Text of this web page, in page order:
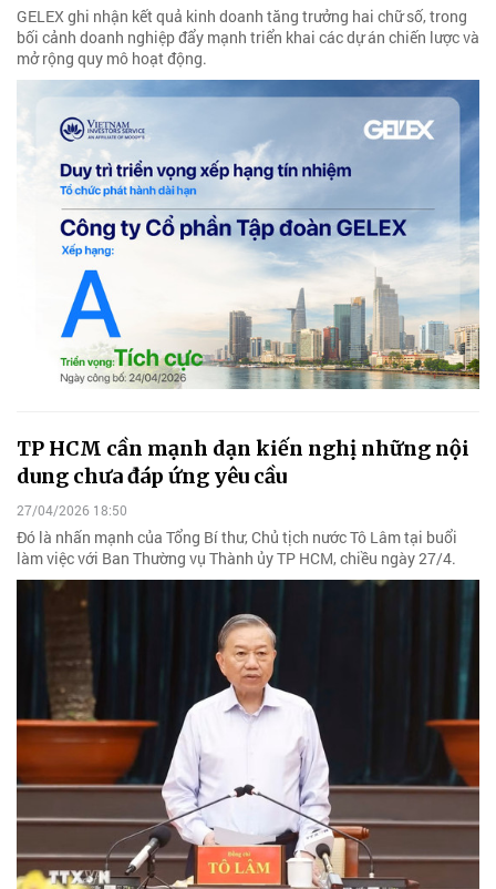
GELEX ghi nhận kết quả kinh doanh tăng trưởng hai chữ số, trong
bối cảnh doanh nghiệp đẩy mạnh triển khai các dự án chiến lược và
mở rộng quy mô hoạt động.
TP HCM cần mạnh dạn kiến nghị những nội
dung chưa đáp ứng yêu cầu
27/04/2026 18:50
Đó là nhấn mạnh của Tổng Bí thư, Chủ tịch nước Tô Lâm tại buổi
làm việc với Ban Thường vụ Thành ủy TP HCM, chiều ngày 27/4.